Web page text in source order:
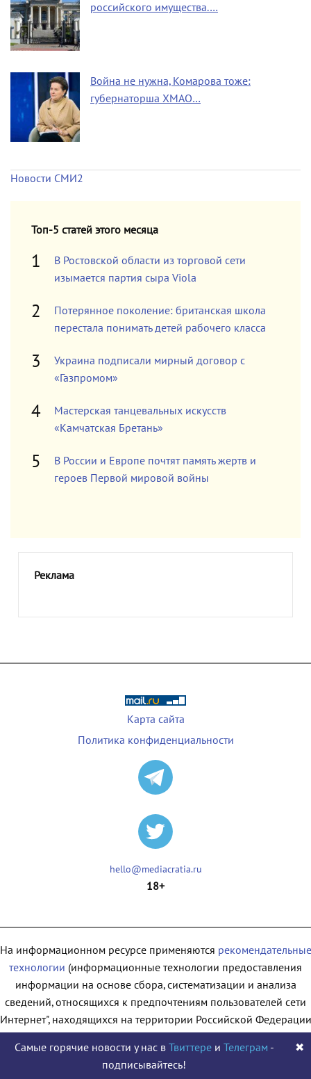
российского имущества.…
Война не нужна, Комарова тоже:
губернаторша ХМАО…
Новости СМИ2
Топ-5 статей этого месяца
В Ростовской области из торговой сети
изымается партия сыра Viola
Потерянное поколение: британская школа
перестала понимать детей рабочего класса
Украина подписали мирный договор с
«Газпромом»
Мастерская танцевальных искусств
«Камчатская Бретань»
В России и Европе почтят память жертв и
героев Первой мировой войны
Реклама
Карта сайта
Политика конфиденциальности
hello@mediacratia.ru
18+
На информационном ресурсе применяются рекомендательные
технологии (информационные технологии предоставления
информации на основе сбора, систематизации и анализа
сведений, относящихся к предпочтениям пользователей сети
находящихся на территории Российской
© 2009 - 2026
Самые горячие новости у нас в Твиттереи Телеграм -
подписывайтесь!
✖